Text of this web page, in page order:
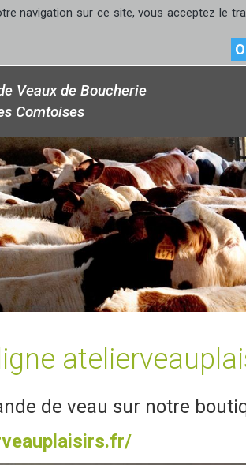
navigation sur ce site, vous acceptez le
Veaux de Boucherie
Comtoises
de veau sur notre